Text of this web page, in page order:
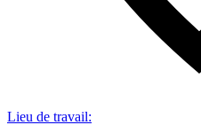
Lieu de travail: